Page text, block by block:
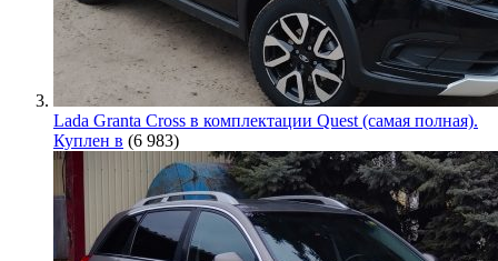
Lada Granta Cross в комплектации Quest (самая полная).
Куплен в (6 983)